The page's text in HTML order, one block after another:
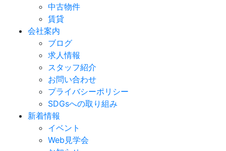
中古物件
賃貸
会社案内
ブログ
求人情報
スタッフ紹介
お問い合わせ
プライバシーポリシー
SDGsへの取り組み
新着情報
イベント
Web見学会